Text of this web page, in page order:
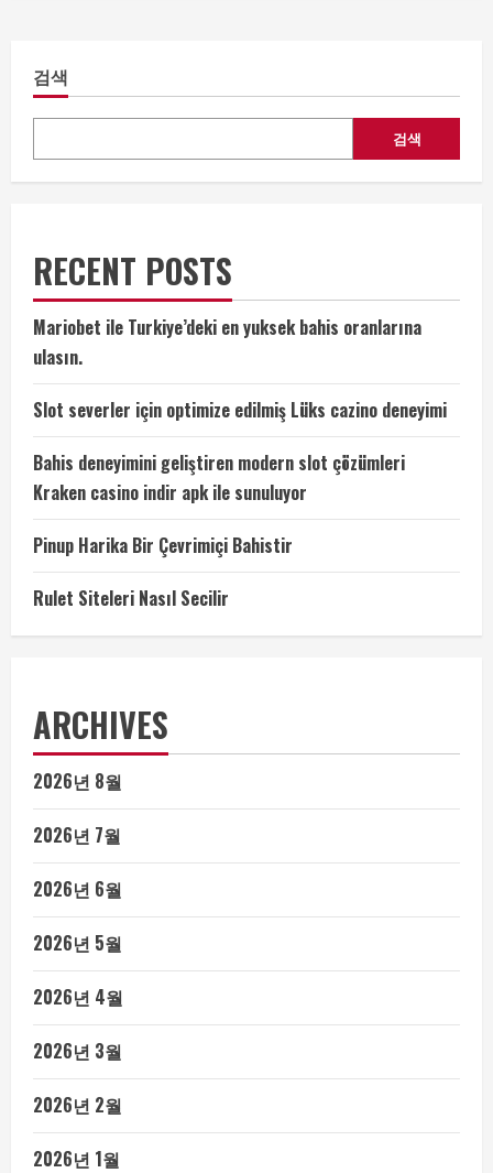
검색
검색
RECENT POSTS
Mariobet ile Turkiye’deki en yuksek bahis oranlarına
ulasın.
Slot severler için optimize edilmiş Lüks cazino deneyimi
Bahis deneyimini geliştiren modern slot çözümleri
Kraken casino indir apk ile sunuluyor
Pinup Harika Bir Çevrimiçi Bahistir
Rulet Siteleri Nasıl Secilir
ARCHIVES
2026년 8월
2026년 7월
2026년 6월
2026년 5월
2026년 4월
2026년 3월
2026년 2월
2026년 1월